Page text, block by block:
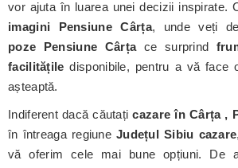
vor ajuta în luarea unei decizii inspirate.
imagini Pensiune Cârța, unde veți
poze Pensiune Cârțace surprind
facilitățile disponibile, pentru a vă face
așteaptă.
Indiferent dacă căutațicazare în Cârța ,
în întreaga regiune Județul Sibiu cazare
vă oferim cele mai bune opțiuni. De